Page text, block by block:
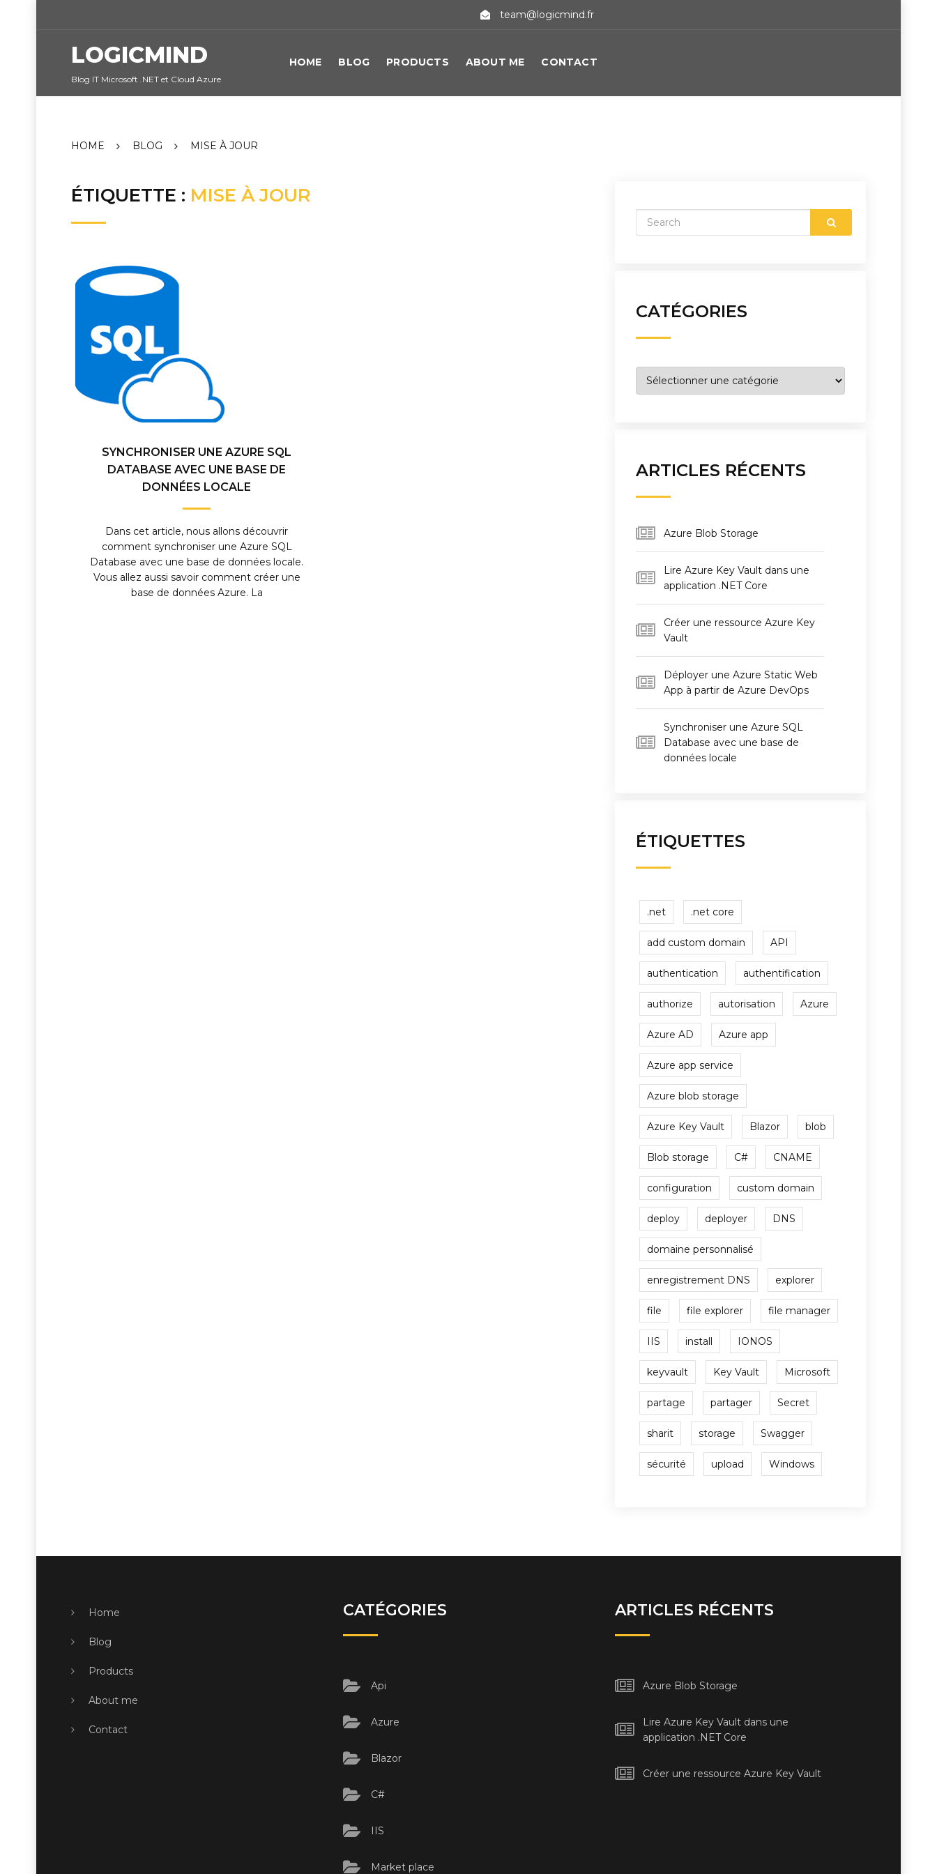
team@logicmind.fr
LOGICMIND
Blog IT Microsoft .NET et Cloud Azure
HOME BLOG PRODUCTS ABOUT ME CONTACT
HOME BLOG MISE À JOUR
ÉTIQUETTE : MISE À JOUR
SYNCHRONISER UNE AZURE SQL
DATABASE AVEC UNE BASE DE
DONNÉES LOCALE
Dans cet article, nous allons découvrir
comment synchroniser une Azure SQL
Database avec une base de données locale.
Vous allez aussi savoir comment créer une
base de données Azure. La
CATÉGORIES
Catégories
ARTICLES RÉCENTS
Azure Blob Storage
Lire Azure Key Vault dans une
application .NET Core
Créer une ressource Azure Key
Vault
Déployer une Azure Static Web
App à partir de Azure DevOps
Synchroniser une Azure SQL
Database avec une base de
données locale
ÉTIQUETTES
.net .net core
add custom domain API
authentication authentification
authorize autorisation Azure
Azure AD Azure app
Azure app service
Azure blob storage
Azure Key Vault Blazor blob
Blob storage C# CNAME
configuration custom domain
deploy deployer DNS
domaine personnalisé
enregistrement DNS explorer
file file explorer file manager
IIS install IONOS
keyvault Key Vault Microsoft
partage partager Secret
sharit storage Swagger
sécurité upload Windows
Home
Blog
Products
About me
Contact
CATÉGORIES
Api
Azure
Blazor
C#
IIS
Market place
ARTICLES RÉCENTS
Azure Blob Storage
Lire Azure Key Vault dans une
application .NET Core
Créer une ressource Azure Key Vault